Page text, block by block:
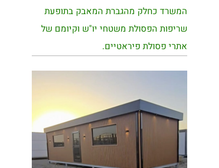
המשרד כחלק מהגברת המאבק בתופעת
שריפות הפסולת משטחי יו"ש וקיומם של
אתרי פסולת פיראטיים.